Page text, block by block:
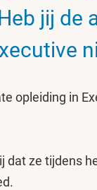
jij de
opleiding in
dat ze tijdens